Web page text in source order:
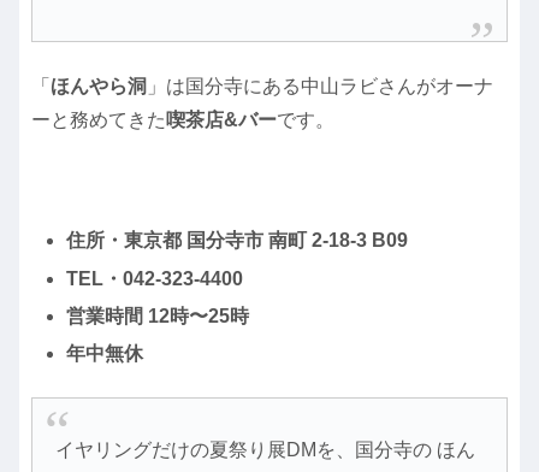
「 ほんやら洞 」は国分寺にある中山ラビさんがオーナ
ーと務めてきた 喫茶店&バーです。
住所・東京都 国分寺市 南町 2-18-3 B09
TEL・042-323-4400
営業時間 12時〜25時
年中無休
イヤリングだけの夏祭り展DMを、国分寺の ほん